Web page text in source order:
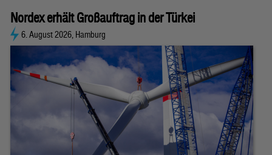
Nordex erhält Großauftrag in der Türkei
6. August 2026, Hamburg